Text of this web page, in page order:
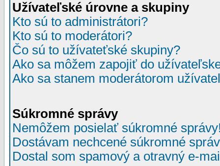
Užívateľské úrovne a skupiny
Kto sú to administrátori?
Kto sú to moderátori?
Čo sú to užívateťské skupiny?
Ako sa môžem zapojiť do
Ako sa stanem moderátorom
Súkromné správy
Nemôžem posielať súkromné
Dostávam nechcené súkromné
Dostal som spamový a otravný e-